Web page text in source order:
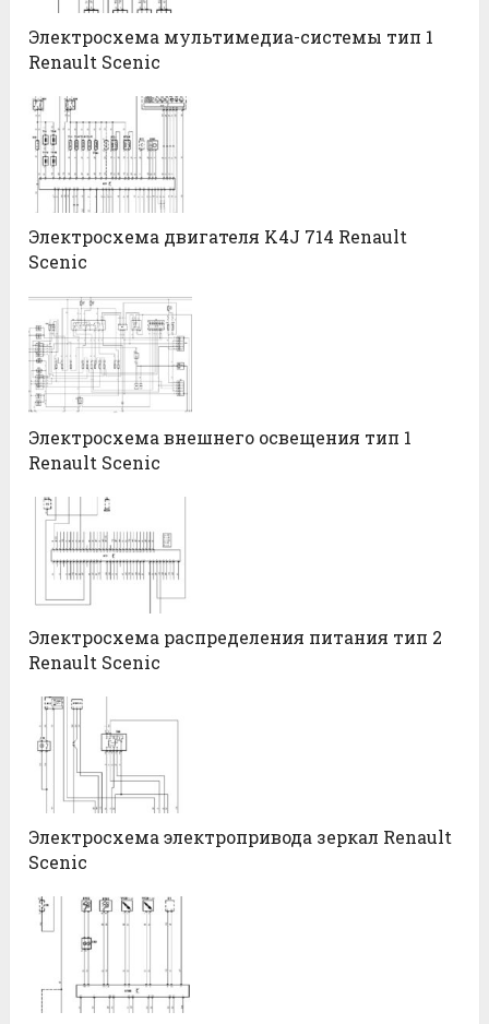
Электросхема мультимедиа-системы тип 1
Renault Scenic
Электросхема двигателя K4J 714 Renault
Scenic
Электросхема внешнего освещения тип 1
Renault Scenic
Электросхема распределения питания тип 2
Renault Scenic
Электросхема электропривода зеркал Renault
Scenic